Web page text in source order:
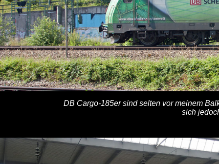
DB Cargo-185er sind selten vor meinem
sich